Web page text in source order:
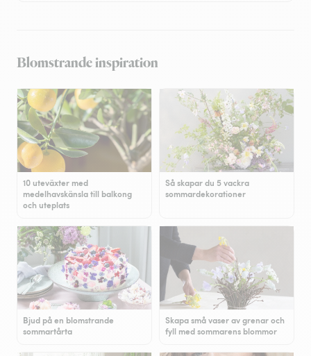
Blomstrande inspiration
10 uteväxter med
medelhavskänsla till balkong
och uteplats
Så skapar du 5 vackra
sommardekorationer
Bjud på en blomstrande
sommartårta
Skapa små vaser av grenar och
fyll med sommarens blommor